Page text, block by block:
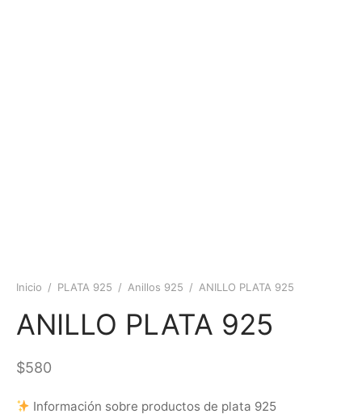
Inicio / PLATA 925 / Anillos 925 / ANILLO PLATA 925
ANILLO PLATA 925
$580
Información sobre productos de plata 925